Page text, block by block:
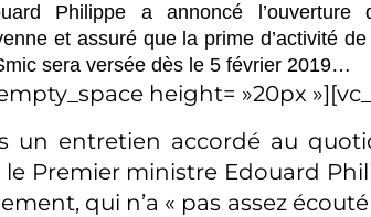
Philippe a annoncé l’ouverture
et assuré que la prime d’activité
sera versée dès le 5 février 2019…
height= »20px
un entretien accordé au
Premier ministre Edouard
qui n’a « pas assez écouté